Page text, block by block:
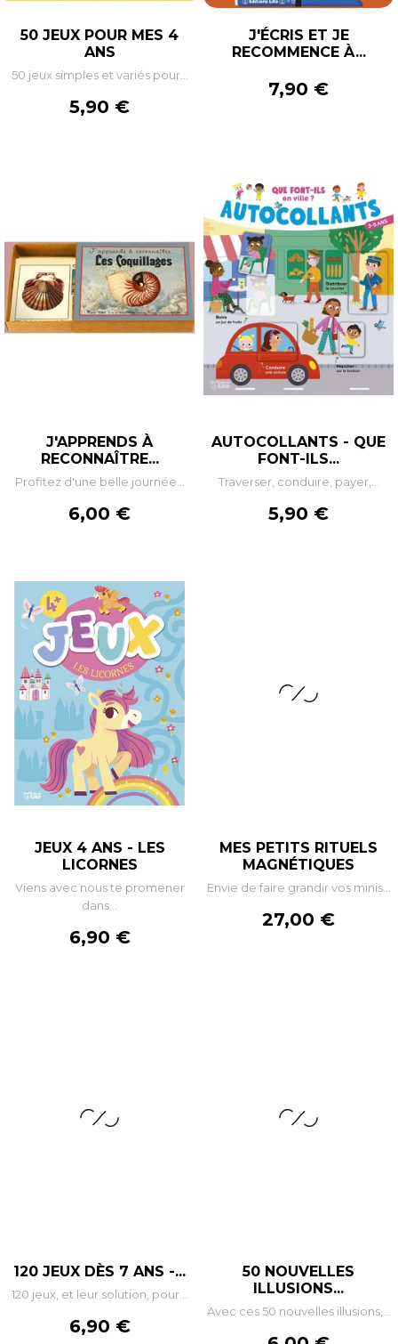
50 JEUX POUR MES 4
ANS
50 jeux simples et variés pour...
Prix
5,90 €
J'ÉCRIS ET JE
RECOMMENCE À...
Prix
7,90 €
J'APPRENDS À
RECONNAÎTRE...
Profitez d'une belle journée...
Prix
6,00 €
AUTOCOLLANTS - QUE
FONT-ILS...
Traverser, conduire, payer,...
Prix
5,90 €
JEUX 4 ANS - LES
LICORNES
Viens avec nous te promener
dans...
Prix
6,90 €
MES PETITS RITUELS
MAGNÉTIQUES
Envie de faire grandir vos minis...
Prix
27,00 €
120 JEUX DÈS 7 ANS -...
120 jeux, et leur solution, pour...
Prix
6,90 €
50 NOUVELLES
ILLUSIONS...
Avec ces 50 nouvelles illusions,...